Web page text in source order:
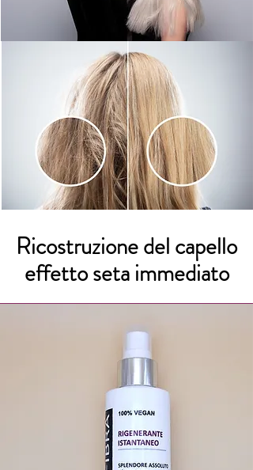
Ricostruzione del capello
effetto seta immediato